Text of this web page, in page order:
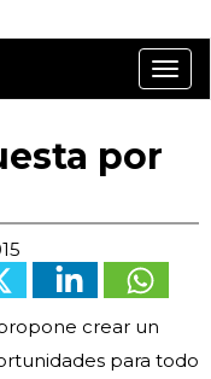
por
crear un
para todo